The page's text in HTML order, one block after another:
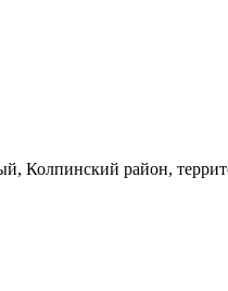
Колпинский район,